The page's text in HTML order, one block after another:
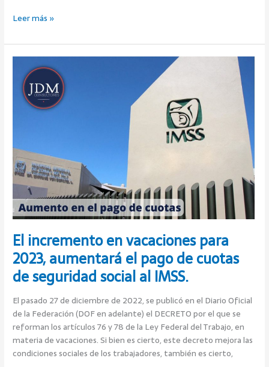
Leer más »
El incremento en vacaciones para
2023, aumentará el pago de cuotas
de seguridad social al IMSS.
El pasado 27 de diciembre de 2022, se publicó en el Diario Oficial
de la Federación (DOF en adelante) el DECRETO por el que se
reforman los artículos 76 y 78 de la Ley Federal del Trabajo, en
materia de vacaciones. Si bien es cierto, este decreto mejora las
condiciones sociales de los trabajadores, también es cierto,
incremento
vacaciones
el
pago
de
cuotas
de
seguridad
social
al
IMSS.